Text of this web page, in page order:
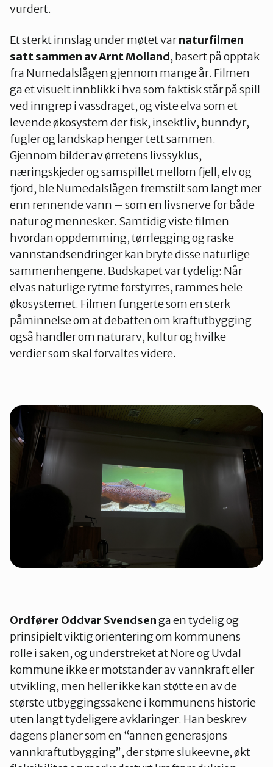
vurdert.
Et sterkt innslag under møtet varnaturfilmen
satt sammen av Arnt Molland, basert på opptak
fra Numedalslågen gjennom mange år. Filmen
ga et visuelt innblikk i hva som faktisk står på spill
ved inngrep i vassdraget, og viste elva som et
levende økosystem der fisk, insektliv, bunndyr,
fugler og landskap henger tett sammen.
Gjennom bilder av ørretens livssyklus,
næringskjeder og samspillet mellom fjell, elv og
fjord, ble Numedalslågen fremstilt som langt mer
enn rennende vann – som en livsnerve for både
natur og mennesker. Samtidig viste filmen
hvordan oppdemming, tørrlegging og raske
vannstandsendringer kan bryte disse naturlige
sammenhengene. Budskapet var tydelig: Når
elvas naturlige rytme forstyrres, rammes hele
økosystemet. Filmen fungerte som en sterk
påminnelse om at debatten om kraftutbygging
også handler om naturarv, kultur og hvilke
verdier som skal forvaltes videre.
Ordfører Oddvar Svendsenga en tydelig og
prinsipielt viktig orientering om kommunens
rolle i saken, og understreket at Nore og Uvdal
kommune ikke er motstander av vannkraft eller
utvikling, men heller ikke kan støtte en av de
største utbyggingssakene i kommunens historie
uten langt tydeligere avklaringer. Han beskrev
dagens planer som en “annen generasjons
vannkraftutbygging”, der større slukeevne, økt